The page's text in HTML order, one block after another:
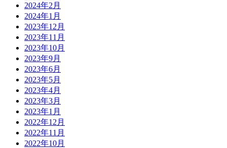
2024年2月
2024年1月
2023年12月
2023年11月
2023年10月
2023年9月
2023年6月
2023年5月
2023年4月
2023年3月
2023年1月
2022年12月
2022年11月
2022年10月